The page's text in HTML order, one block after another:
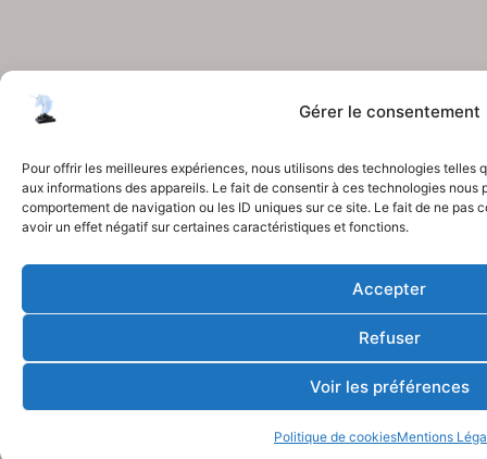
Gérer le consentement
Pour offrir les meilleures expériences, nous utilisons des technologies
aux informations des appareils. Le fait de consentir à ces technologies nous
comportement de navigation ou les ID uniques sur ce site. Le fait de ne pas
avoir un effet négatif sur certaines caractéristiques et fonctions.
Accepter
Refuser
Voir les préférences
Politique de cookiesMentions